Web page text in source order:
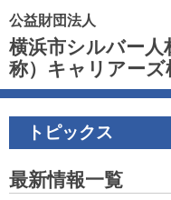
公益財団法人
横浜市シルバー
称）キャリアーズ
トピックス
最新情報一覧